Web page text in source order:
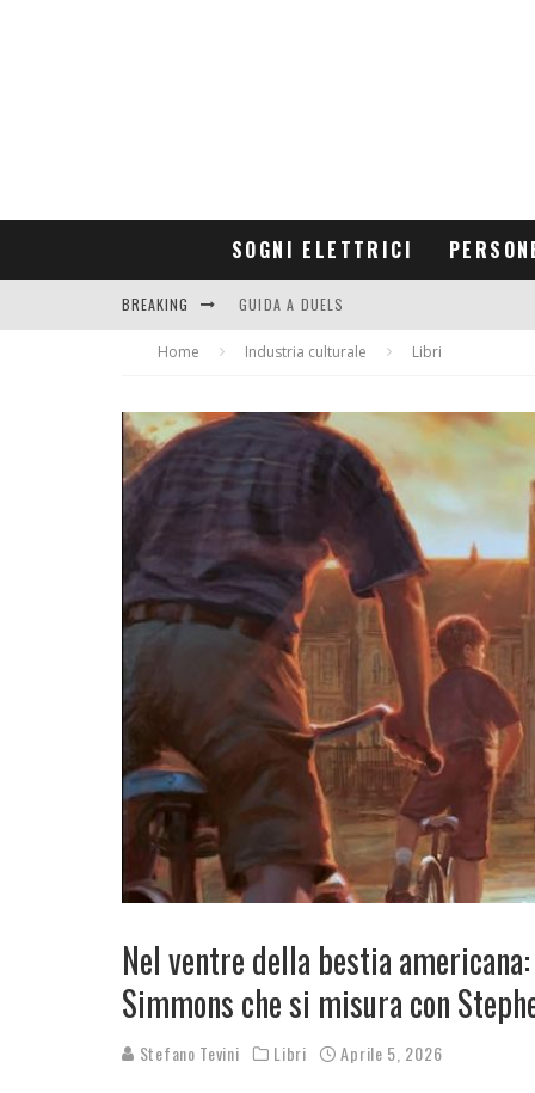
SOGNI ELETTRICI
BREAKING GUIDA A DUELS
CONTRIBUTORS
Home Industria culturale Libri
Nel ventre della bestia
Simmons che si misura con
Stefano Tevini Libri Aprile 5, 2026